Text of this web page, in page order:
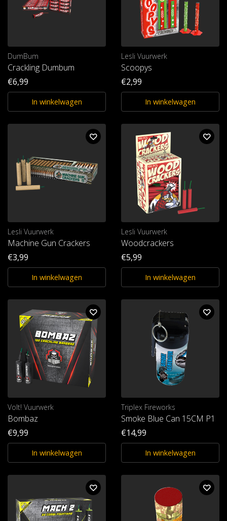
DumBum
Crackling Dumbum
€6,99
In winkelwagen
Lesli Vuurwerk
Scoopys
€2,99
In winkelwagen
Lesli Vuurwerk
Machine Gun Crackers
€3,99
In winkelwagen
Lesli Vuurwerk
Woodcrackers
€5,99
In winkelwagen
Volt! Vuurwerk
Bombaz
€9,99
In winkelwagen
Triplex Fireworks
Smoke Blue Can 15CM P1
€14,99
In winkelwagen